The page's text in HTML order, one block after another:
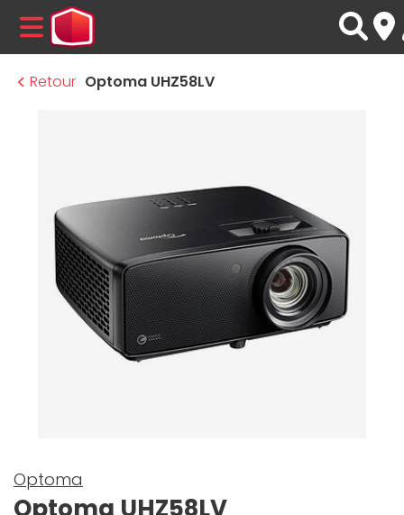
MENU
Retour Optoma UHZ58LV
Optoma